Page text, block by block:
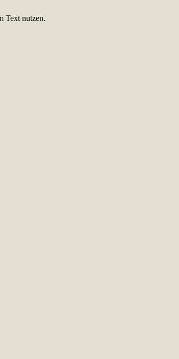
Text nutzen.